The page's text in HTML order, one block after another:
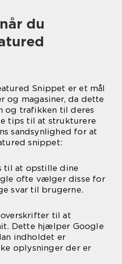
du
Snippet er et mål
og magasiner, da dette
og trafikken til deres
tips til at strukturere
sandsynlighed for at
snippet:
til at opstille dine
ofte vælger disse for
svar til brugerne.
til at
Dette hjælper Google
indholdet er
oplysninger der er